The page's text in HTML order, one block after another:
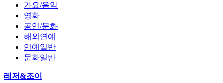
가요/음악
영화
공연/문화
해외연예
연예일반
문화일반
레저&조이